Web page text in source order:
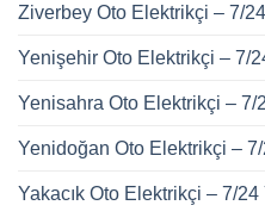
Ziverbey Oto Elektrikçi – 7/
Yenişehir Oto Elektrikçi – 7/
Yenisahra Oto Elektrikçi – 7/
Yenidoğan Oto Elektrikçi – 7/
Yakacık Oto Elektrikçi – 7/24